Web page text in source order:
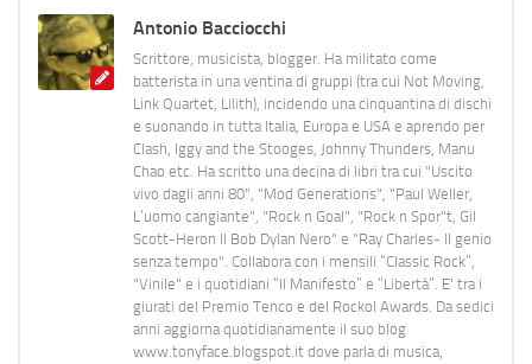
Antonio Bacciocchi
Scrittore, musicista, blogger. Ha militato come
batterista in una ventina di gruppi (tra cui Not Moving,
Link Quartet, Lilith), incidendo una cinquantina di dischi
e suonando in tutta Italia, Europa e USA e aprendo per
Clash, Iggy and the Stooges, Johnny Thunders, Manu
Chao etc. Ha scritto una decina di libri tra cui "Uscito
vivo dagli anni 80", "Mod Generations", "Paul Weller,
L’uomo cangiante", "Rock n Goal", "Rock n Spor"t, Gil
Scott-Heron Il Bob Dylan Nero" e "Ray Charles- Il genio
senza tempo". Collabora con i mensili “Classic Rock”,
"Vinile" e i quotidiani “Il Manifesto” e “Libertà”. E' tra i
giurati del Premio Tenco e del Rockol Awards. Da sedici
anni aggiorna quotidianamente il suo blog
www.tonyface.blogspot.it dove parla di musica,